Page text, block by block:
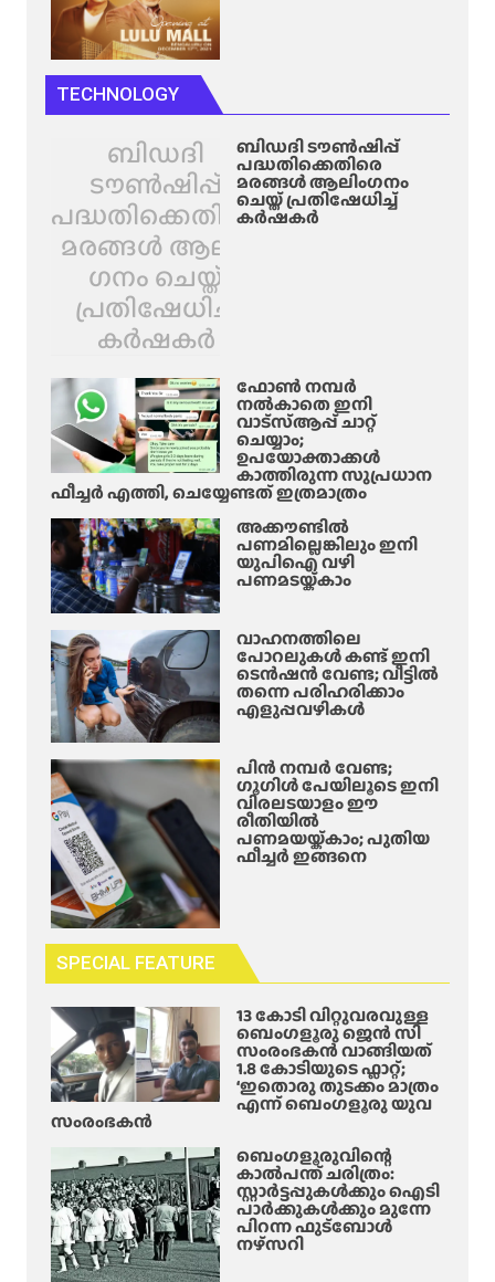
TECHNOLOGY
ബിഡദി
ടൗൺഷിപ്പ്
പദ്ധതിക്കെതിരെ
മരങ്ങൾ ആലിം​
ഗനം ചെയ്ത്
പ്രതിഷേധിച്ച്
കർഷകർ
ബിഡദി ടൗൺഷിപ്പ്
പദ്ധതിക്കെതിരെ
മരങ്ങൾ ആലിം​ഗനം
ചെയ്ത് പ്രതിഷേധിച്ച്
കർഷകർ
ഫോൺ നമ്പർ
നൽകാതെ ഇനി
വാട്‌സ്ആപ്പ് ചാറ്റ്
ചെയ്യാം;
ഉപയോക്താക്കൾ
കാത്തിരുന്ന സുപ്രധാന
ഫീച്ചർ എത്തി, ചെയ്യേണ്ടത് ഇത്രമാത്രം
അക്കൗണ്ടിൽ
പണമില്ലെങ്കിലും ഇനി
യുപിഐ വഴി
പണമടയ്ക്കാം
വാഹനത്തിലെ
പോറലുകൾ കണ്ട് ഇനി
ടെൻഷൻ വേണ്ട; വീട്ടിൽ
തന്നെ പരിഹരിക്കാം
എളുപ്പവഴികൾ
പിൻ നമ്പർ വേണ്ട;
ഗൂഗിൾ പേയിലൂടെ ഇനി
വിരലടയാളം ഈ
രീതിയിൽ
പണമയയ്ക്കാം; പുതിയ
ഫീച്ചർ ഇങ്ങനെ
SPECIAL FEATURE
13 കോടി വിറ്റുവരവുള്ള
ബെംഗളൂരു ജെൻ സി
സംരംഭകൻ വാങ്ങിയത്
1.8 കോടിയുടെ ഫ്ലാറ്റ്;
‘ഇതൊരു തുടക്കം മാത്രം
എന്ന് ബെംഗളൂരു യുവ
സംരംഭകൻ
ബെംഗളൂരുവിന്റെ
കാൽപന്ത് ചരിത്രം:
സ്റ്റാർട്ടപ്പുകൾക്കും ഐടി
പാർക്കുകൾക്കും മുന്നേ
പിറന്ന ഫുട്ബോൾ
നഴ്സറി